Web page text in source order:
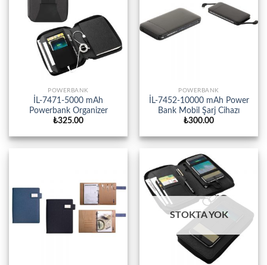
POWERBANK
İL-7471-5000 mAh
Powerbank Organizer
₺325.00
POWERBANK
İL-7452-10000 mAh Power
Bank Mobil Şarj Cihazı
₺300.00
STOKTA YOK